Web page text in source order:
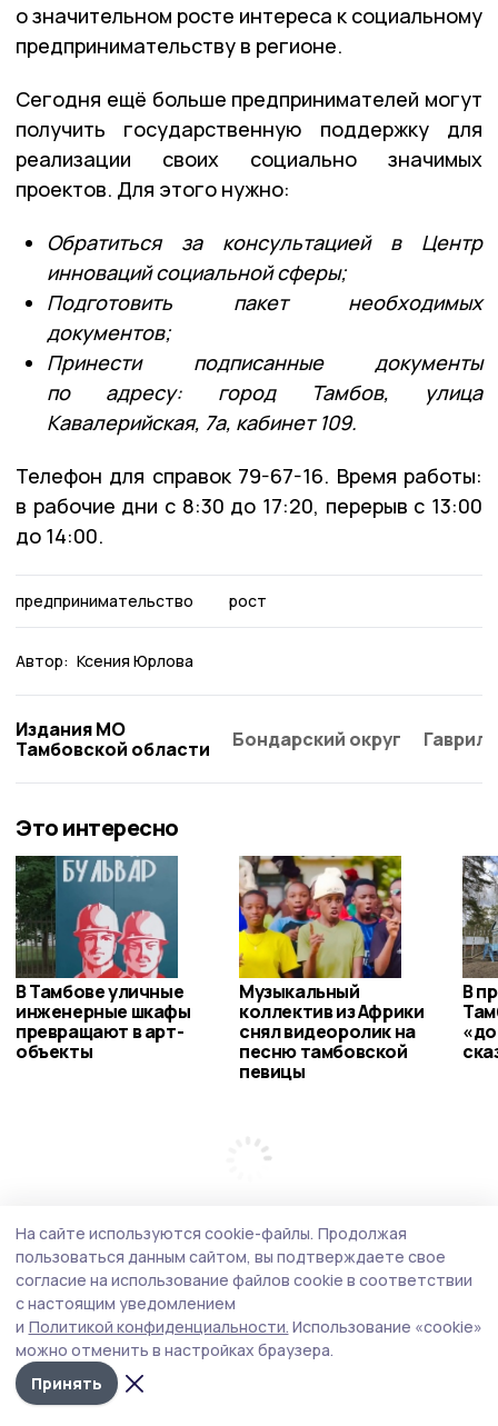
о значительном росте интереса к социальному
предпринимательству в регионе.
Сегодня ещё больше предпринимателей могут
получить государственную поддержку для
реализации своих социально значимых
проектов. Для этого нужно:
Обратиться за консультацией в Центр
инноваций социальной сферы;
Подготовить пакет необходимых
документов;
Принести подписанные документы
по адресу: город Тамбов, улица
Кавалерийская, 7а, кабинет 109.
Телефон для справок 79-67-16. Время работы:
в рабочие дни с 8:30 до 17:20, перерыв с 13:00
до 14:00.
предпринимательство рост
Автор: Ксения Юрлова
Издания МО
Тамбовской области
Бондарский округ
Это интересно
В Тамбове уличные
инженерные шкафы
превращают в арт-
объекты
Музыкальный
коллектив из Африки
снял видеоролик на
песню тамбовской
певицы
В
На сайте используются cookie-файлы. Продолжая
пользоваться данным сайтом, вы подтверждаете свое
согласие на использование файлов cookie в соответствии
с настоящим уведомлением
и Политикой конфиденциальности. Использование «cookie»
можно отменить в настройках браузера.
Принять